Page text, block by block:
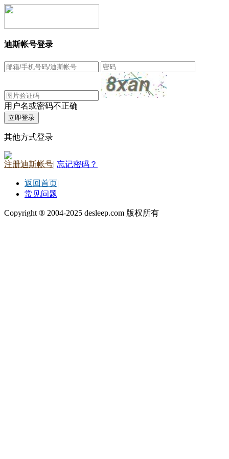
迪斯帐号登录
用户名或密码不正确
其他方式登录
注册迪斯帐号| 忘记密码？
返回首页|
常见问题
Copyright ® 2004-2025 desleep.com 版权所有